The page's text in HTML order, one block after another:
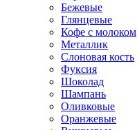
Бежевые
Глянцевые
Кофе с молоком
Металлик
Слоновая кость
Фуксия
Шоколад
Шампань
Оливковые
Оранжевые